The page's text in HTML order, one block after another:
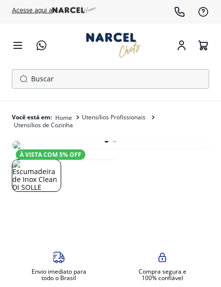
Acesse aqui a
Buscar
Utensílios Profissionais
Utensílios de Cozinha
À VISTA COM5% OFF
Envio imediato para
todo o Brasil
Compra segura e
100% confiável
1º
cafeteira
3º
freezer
4
5º
gelopar
amassadeira
fritadeira